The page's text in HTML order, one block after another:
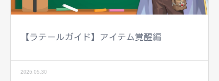
【ラテールガイド】アイテム覚醒編
2025.05.30